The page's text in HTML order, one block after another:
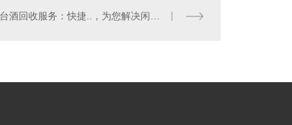
郑州茅台酒回收服务：快捷..，为您解决闲置茅台难题！